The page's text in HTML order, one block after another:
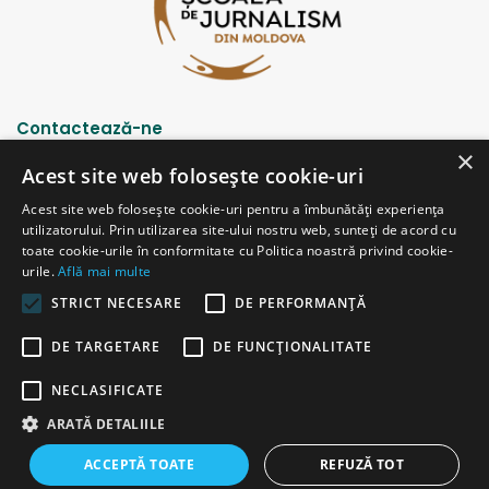
Contactează-ne
Strada Șciusev, 53
2012 Chișinău, Republica Moldova
tel: (+373 22) 213652, 227539
fax: (+373 22) 226681
Email: redactia@ijc.md
FacebookYouTubeInstagramTelegram
×
Acest site web folosește cookie-uri
Acest site web folosește cookie-uri pentru a îmbunătăți experiența
utilizatorului. Prin utilizarea site-ului nostru web, sunteți de acord cu
toate cookie-urile în conformitate cu Politica noastră privind cookie-
urile.Află mai multe
STRICT NECESARE
DE PERFORMANȚĂ
DE TARGETARE DE FUNCŢIONALITATE
NECLASIFICATE
ARATĂ DETALIILE
ACCEPTĂ TOATE REFUZĂ TOT